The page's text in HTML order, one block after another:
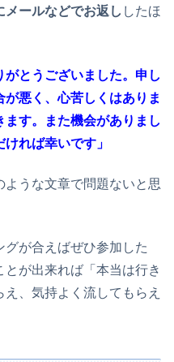
メールなどでお返し したほ
がとうございました。申し
悪く、心苦しくはありま
す。また機会がありまし
れば幸いです」
ような文章で問題ないと思
グが合えばぜひ参加した
が出来れば「本当は行き
、気持よく流してもらえ